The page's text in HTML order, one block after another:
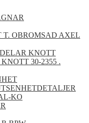
T. OBROMSAD AXEL
KNOTT
30-2355 .
KO